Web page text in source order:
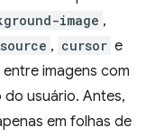
image ,
, cursor e
imagens com
usuário. Antes,
em folhas de